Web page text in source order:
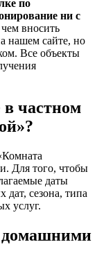
по
ни с
вносить
нашем сайте, но
Все объекты
частном
Для того, чтобы
даты
дат, сезона, типа
услуг.
домашними